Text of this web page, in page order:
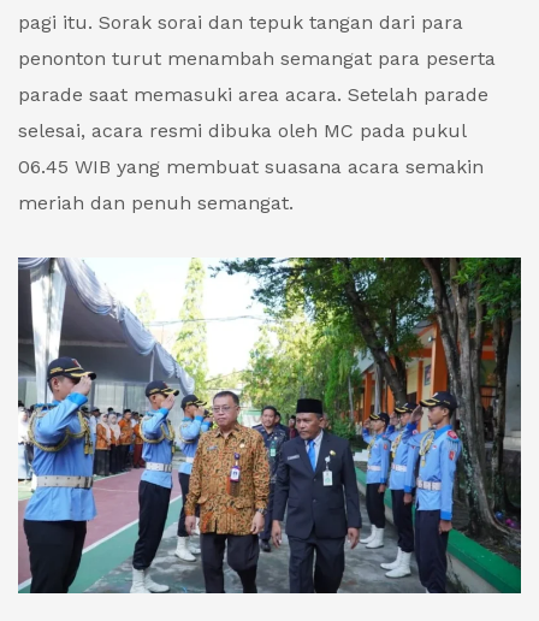
pagi itu. Sorak sorai dan tepuk tangan dari para
penonton turut menambah semangat para peserta
parade saat memasuki area acara. Setelah parade
selesai, acara resmi dibuka oleh MC pada pukul
06.45 WIB yang membuat suasana acara semakin
meriah dan penuh semangat.